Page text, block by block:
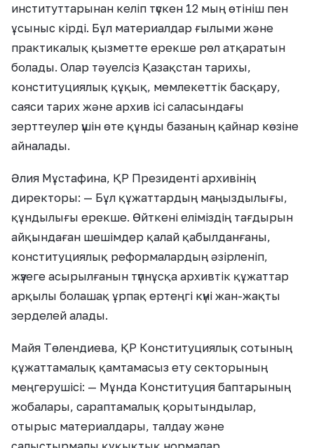
институттарынан келіп түскен 12 мың өтініш пен
ұсыныс кірді. Бұл материалдар ғылыми және
практикалық қызметте ерекше рөл атқаратын
болады. Олар тәуелсіз Қазақстан тарихы,
конституциялық құқық, мемлекеттік басқару,
саяси тарих және архив ісі саласындағы
зерттеулер үшін өте құнды базаның қайнар көзіне
айналады.
Әлия Мұстафина, ҚР Президенті архивінің
директоры: — Бұл құжаттардың маңыздылығы,
құндылығы ерекше. Өйткені еліміздің тағдырын
айқындаған шешімдер қалай қабылданғаны,
конституциялық реформалардың әзірленіп,
жүзеге асырылғанын түпнұсқа архивтік құжаттар
арқылы болашақ ұрпақ ертеңгі күні жан-жақты
зерделей алады.
Майя Төлендиева, ҚР Конституциялық сотының
құжаттамалық қамтамасыз ету секторының
меңгерушісі: — Мұнда Конституция баптарының
жобалары, сараптамалық қорытындылар,
отырыс материалдары, талдау және